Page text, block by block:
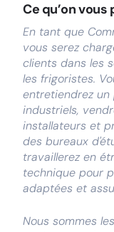
Ce qu’on vous
En tant que
vous serez
clients dans les
les frigoristes.
entretiendrez
industriels,
installateurs et
des bureaux
travaillerez en
technique pour
adaptées et
Nous sommes